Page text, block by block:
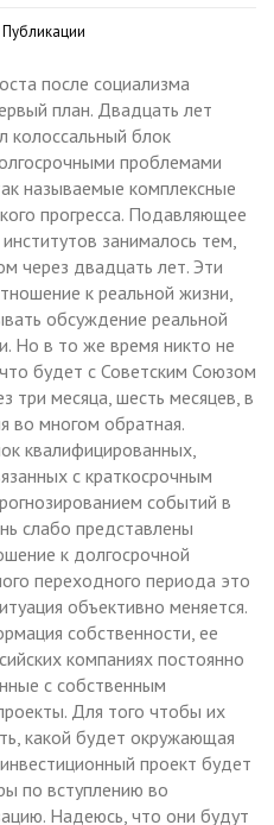
Публикации
после социализма
план. Двадцать лет
колоссальный блок
проблемами
называемые комплексные
прогресса. Подавляющее
занималось тем,
через двадцать лет. Эти
к реальной жизни,
обсуждение реальной
Но в то же время никто не
будет с Советским Союзом
три месяца, шесть месяцев, в
во многом обратная.
квалифицированных,
с краткосрочным
событий в
слабо представлены
к долгосрочной
переходного периода это
объективно меняется.
собственности, ее
компаниях постоянно
с собственным
Для того чтобы их
какой будет окружающая
проект будет
по вступлению во
Надеюсь, что они будут